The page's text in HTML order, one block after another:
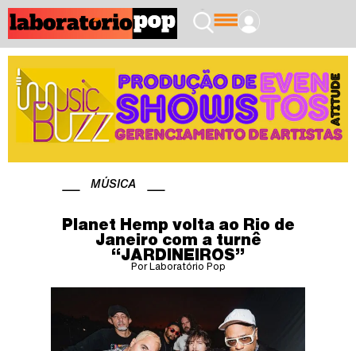
MÚSICA
Planet Hemp volta ao Rio de
Janeiro com a turnê
“JARDINEIROS”
Por Laboratório Pop